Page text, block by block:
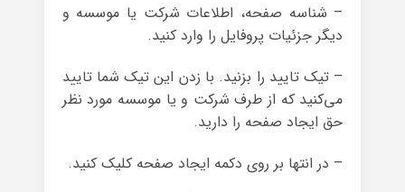
– شناسه صفحه، اطلاعات شرکت یا موسسه و
دیگر جزئیات پروفایل را وارد کنید.
– تیک تایید را بزنید. با زدن این تیک شما تایید
می‌کنید که از طرف شرکت و یا موسسه مورد نظر
حق ایجاد صفحه را دارید.
– در انتها بر روی دکمه ایجاد صفحه کلیک کنید.